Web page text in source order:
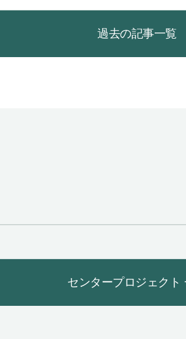
過去の記事一覧
センタープロジェクト